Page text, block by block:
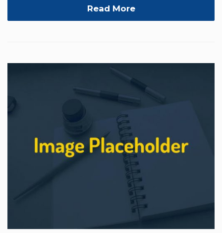
Read More